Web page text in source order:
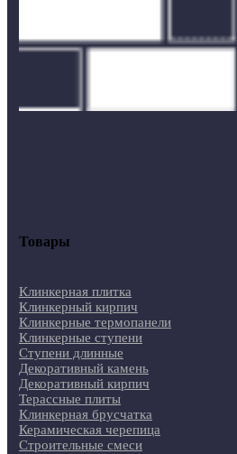
Товары
Клинкерная плитка
Клинкерный кирпич
Клинкерные термопанели
Клинкерные ступени
Ступени длинные
Декоративный камень
Декоративный кирпич
Терассные плиты
Клинкерная брусчатка
Керамическая черепица
Строительные смеси